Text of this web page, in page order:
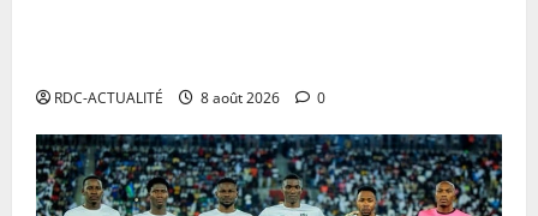
RDC-ACTUALITÉ 8 août 2026 0